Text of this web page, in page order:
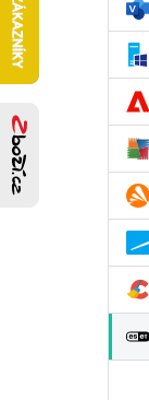
n
n
n
e
l